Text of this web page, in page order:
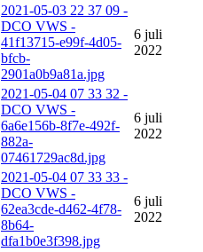
2021-05-03 22 37 09 -
DCO VWS -
41f13715-e99f-4d05-
bfcb-
2901a0b9a81a.jpg
6 juli
2022
2021-05-04 07 33 32 -
DCO VWS -
6a6e156b-8f7e-492f-
882a-
07461729ac8d.jpg
6 juli
2022
2021-05-04 07 33 33 -
DCO VWS -
62ea3cde-d462-4f78-
8b64-
dfa1b0e3f398.jpg
6 juli
2022